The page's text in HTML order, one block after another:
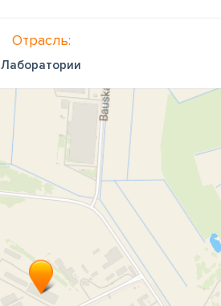
Отрасль:
Лаборатории